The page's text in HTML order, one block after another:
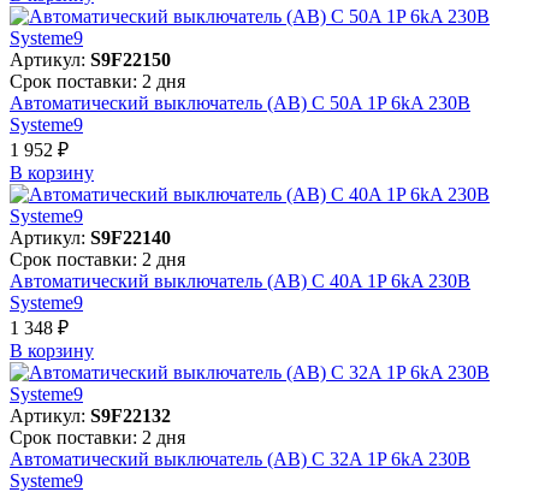
Артикул: S9F22150
Срок поставки: 2 дня
Автоматический выключатель (АВ) C 50A 1P 6kA 230В
Systeme9
1 952 ₽
В корзинy
Артикул: S9F22140
Срок поставки: 2 дня
Автоматический выключатель (АВ) C 40A 1P 6kA 230В
Systeme9
1 348 ₽
В корзинy
Артикул: S9F22132
Срок поставки: 2 дня
Автоматический выключатель (АВ) C 32A 1P 6kA 230В
Systeme9